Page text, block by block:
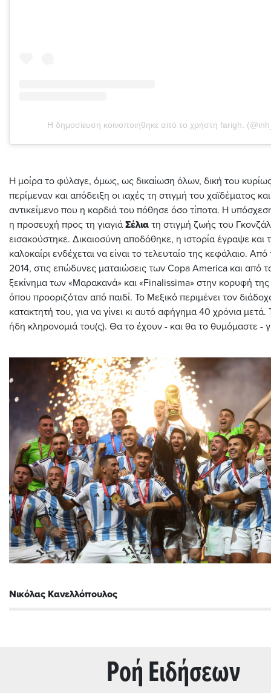
Η δημοσίευση κοινοποιήθηκε από το χρήστη farigh.
Η μοίρα το φύλαγε, όμως, ως δικαίωση όλων, δική του
περίμεναν και απόδειξη οι ιαχές τη στιγμή του χαϊδέματος
αντικείμενο που η καρδιά του πόθησε όσο τίποτα. Η
η προσευχή προς τη γιαγιά Σέλια τη στιγμή ζωής του
εισακούστηκε. Δικαιοσύνη αποδόθηκε, η ιστορία έγραψε και
καλοκαίρι ενδέχεται να είναι το τελευταίο της κεφάλαιο.
2014, στις επώδυνες ματαιώσεις των Copa America και από
ξεκίνημα των «Μαρακανά» και «Finalissima» στην κορυφή της
όπου προοριζόταν από παιδί. Το Μεξικό περιμένει τον
κατακτητή του, για να γίνει κι αυτό αφήγημα 40 χρόνια μετά.
ήδη κληρονομιά του(ς). Θα το έχουν - και θα το θυμόμαστε -
Νικόλας Κανελλόπουλος
Ρoή Ειδήσεων